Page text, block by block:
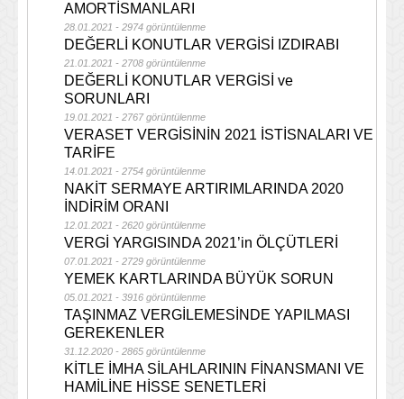
AMORTİSMANLARI
28.01.2021 - 2974 görüntülenme
DEĞERLİ KONUTLAR VERGİSİ IZDIRABI
21.01.2021 - 2708 görüntülenme
DEĞERLİ KONUTLAR VERGİSİ ve
SORUNLARI
19.01.2021 - 2767 görüntülenme
VERASET VERGİSİNİN 2021 İSTİSNALARI VE
TARİFE
14.01.2021 - 2754 görüntülenme
NAKİT SERMAYE ARTIRIMLARINDA 2020
İNDİRİM ORANI
12.01.2021 - 2620 görüntülenme
VERGİ YARGISINDA 2021’in ÖLÇÜTLERİ
07.01.2021 - 2729 görüntülenme
YEMEK KARTLARINDA BÜYÜK SORUN
05.01.2021 - 3916 görüntülenme
TAŞINMAZ VERGİLEMESİNDE YAPILMASI
GEREKENLER
31.12.2020 - 2865 görüntülenme
KİTLE İMHA SİLAHLARININ FİNANSMANI VE
HAMİLİNE HİSSE SENETLERİ